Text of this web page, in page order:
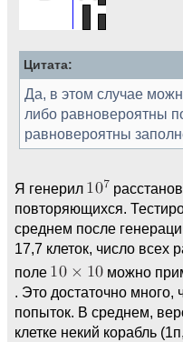
Цитата:
Да, в этом случае
либо равновероятны
равновероятны
Я генерил
повторяющихся.
среднем после
17,7 клеток, число всех
поле
можно
. Это достаточно много,
попыток. В среднем,
клетке некий корабль